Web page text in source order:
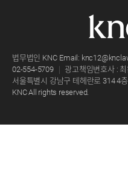
법무법인 KNC Email:
02-554-5709｜광고책임변호사 :
서울특별시 강남구 테헤란로 314 4
KNC All rights reserved.